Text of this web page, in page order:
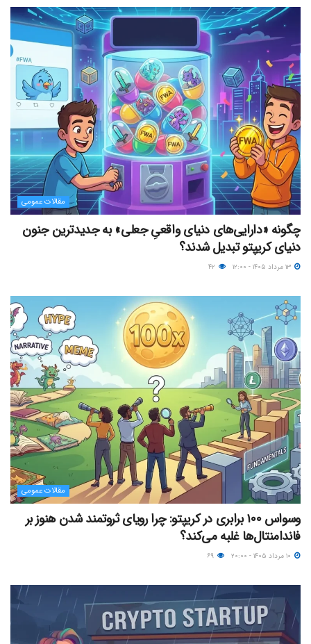
مقالات عمومی
چگونه «دارایی‌های دنیای واقعیِ جعلی» به جدیدترین جنون
دنیای کریپتو تبدیل شدند؟
مقالات عمومی
وسواس ۱۰۰ برابری در کریپتو: چرا رویای ثروتمند شدن هنوز بر
فاندامنتال‌ها غلبه می‌کند؟